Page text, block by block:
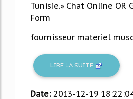
Tunisie.» Chat Online OR
Form
fournisseur materiel
LIRE LA SUITE
Date: 2013-12-19